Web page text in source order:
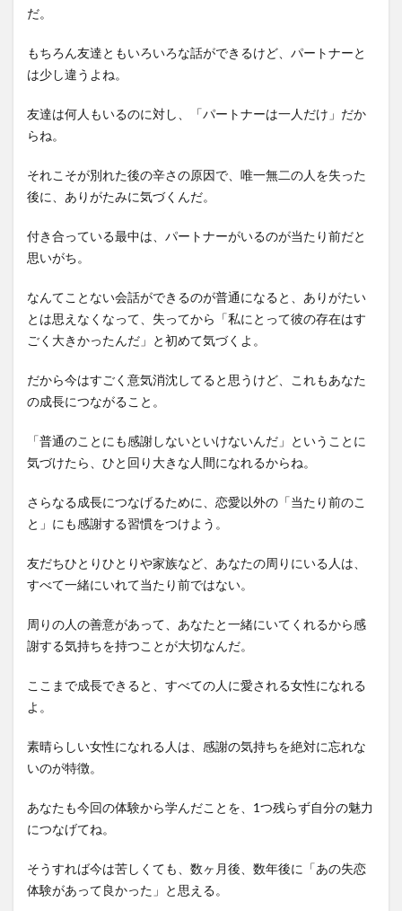
だ。
もちろん友達ともいろいろな話ができるけど、パートナーと
は少し違うよね。
友達は何人もいるのに対し、「パートナーは一人だけ」だか
らね。
それこそが別れた後の辛さの原因で、唯一無二の人を失った
後に、ありがたみに気づくんだ。
付き合っている最中は、パートナーがいるのが当たり前だと
思いがち。
なんてことない会話ができるのが普通になると、ありがたい
とは思えなくなって、失ってから「私にとって彼の存在はす
ごく大きかったんだ」と初めて気づくよ。
だから今はすごく意気消沈してると思うけど、これもあなた
の成長につながること。
「普通のことにも感謝しないといけないんだ」ということに
気づけたら、ひと回り大きな人間になれるからね。
さらなる成長につなげるために、恋愛以外の「当たり前のこ
と」にも感謝する習慣をつけよう。
友だちひとりひとりや家族など、あなたの周りにいる人は、
すべて一緒にいれて当たり前ではない。
周りの人の善意があって、あなたと一緒にいてくれるから感
謝する気持ちを持つことが大切なんだ。
ここまで成長できると、すべての人に愛される女性になれる
よ。
素晴らしい女性になれる人は、感謝の気持ちを絶対に忘れな
いのが特徴。
あなたも今回の体験から学んだことを、1つ残らず自分の魅力
につなげてね。
そうすれば今は苦しくても、数ヶ月後、数年後に「あの失恋
体験があって良かった」と思える。